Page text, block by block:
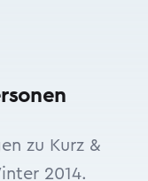
zu Kurz &
2014.